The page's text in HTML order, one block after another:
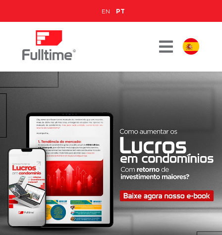
EN PT